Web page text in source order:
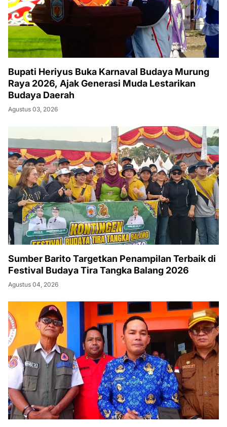
Bupati Heriyus Buka Karnaval Budaya Murung
Raya 2026, Ajak Generasi Muda Lestarikan
Budaya Daerah
Agustus 03, 2026
Sumber Barito Targetkan Penampilan Terbaik di
Festival Budaya Tira Tangka Balang 2026
Agustus 04, 2026